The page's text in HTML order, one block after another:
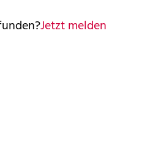
Jetzt melden